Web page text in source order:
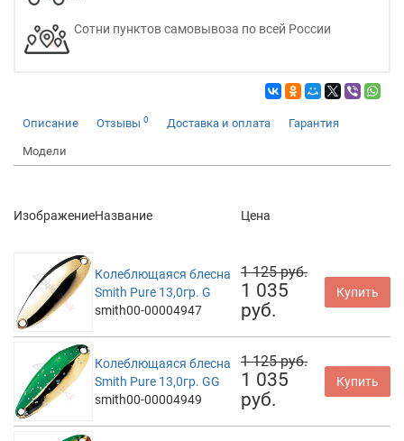
Сотни пунктов самовывоза по всей России
Описание Отзывы 0 Доставка и оплата Гарантия
Модели
ИзображениеНазвание Цена
Колеблющаяся блесна
Smith Pure 13,0гр. G
smith00-00004947
1 125 руб.
1 035
руб.
Купить
Колеблющаяся блесна
Smith Pure 13,0гр. GG
smith00-00004949
1 125 руб.
1 035
руб.
Купить